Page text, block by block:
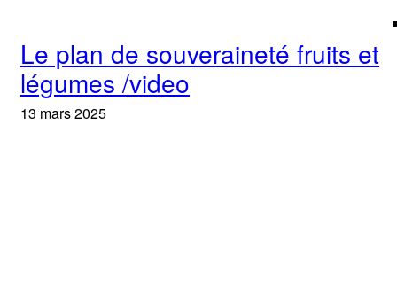
Le plan de souveraineté fruits et
légumes /video
13 mars 2025